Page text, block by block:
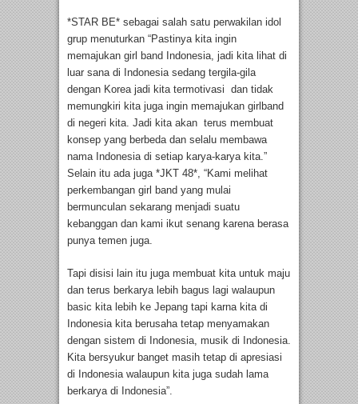
*STAR BE* sebagai salah satu perwakilan idol
grup menuturkan “Pastinya kita ingin
memajukan girl band Indonesia, jadi kita lihat di
luar sana di Indonesia sedang tergila-gila
dengan Korea jadi kita termotivasi dan tidak
memungkiri kita juga ingin memajukan girlband
di negeri kita. Jadi kita akan terus membuat
konsep yang berbeda dan selalu membawa
nama Indonesia di setiap karya-karya kita.”
Selain itu ada juga *JKT 48*, “Kami melihat
perkembangan girl band yang mulai
bermunculan sekarang menjadi suatu
kebanggan dan kami ikut senang karena berasa
punya temen juga.
Tapi disisi lain itu juga membuat kita untuk maju
dan terus berkarya lebih bagus lagi walaupun
basic kita lebih ke Jepang tapi karna kita di
Indonesia kita berusaha tetap menyamakan
dengan sistem di Indonesia, musik di Indonesia.
Kita bersyukur banget masih tetap di apresiasi
di Indonesia walaupun kita juga sudah lama
berkarya di Indonesia”.